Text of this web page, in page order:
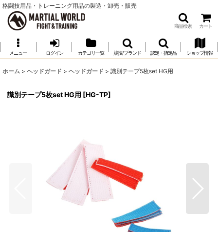
格闘技用品・トレーニング用品の製造・卸売・販売
商品検索 カート
メニュー ログイン カテゴリ一覧 競技/ブランド 認定・指定品 ショップ情報
ホーム > ヘッドガード > ヘッドガード > 識別テープ5枚set HG用
識別テープ5枚set HG用 [HG-TP]